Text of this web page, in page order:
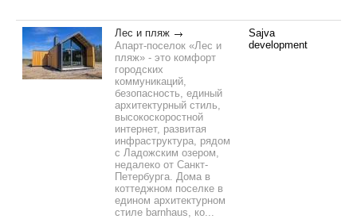
Лес и пляж
Апарт-поселок «Лес и
пляж» - это комфорт
городских
коммуникаций,
безопасность, единый
архитектурный стиль,
высокоскоростной
интернет, развитая
инфраструктура, рядом
с Ладожским озером,
недалеко от Санкт-
Петербурга. Дома в
коттеджном поселке в
едином архитектурном
стиле barnhaus, ко...
Sajva
development